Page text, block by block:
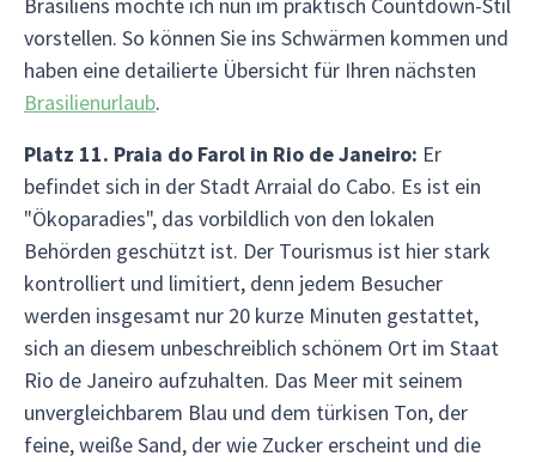
vorstellen. So können Sie ins Schwärmen kommen und
haben eine detailierte Übersicht für Ihren nächsten
Brasilienurlaub.
Platz 11. Praia do Farol in Rio de Janeiro: Er
befindet sich in der Stadt Arraial do Cabo. Es ist ein
"Ökoparadies", das vorbildlich von den lokalen
Behörden geschützt ist. Der Tourismus ist hier stark
kontrolliert und limitiert, denn jedem Besucher
werden insgesamt nur 20 kurze Minuten gestattet,
sich an diesem unbeschreiblich schönem Ort im Staat
Rio de Janeiro aufzuhalten. Das Meer mit seinem
unvergleichbarem Blau und dem türkisen Ton, der
feine, weiße Sand, der wie Zucker erscheint und die